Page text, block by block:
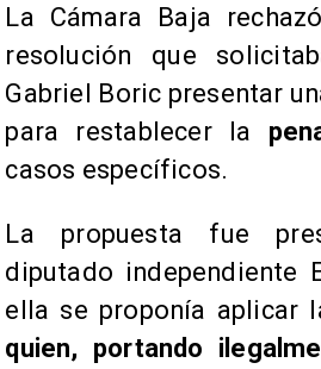
La Cámara Baja
resolución que
Gabriel Boric presentar
para restablecer la
casos específicos.
La propuesta fue
diputado independiente
ella se proponía aplicar
quien, portando